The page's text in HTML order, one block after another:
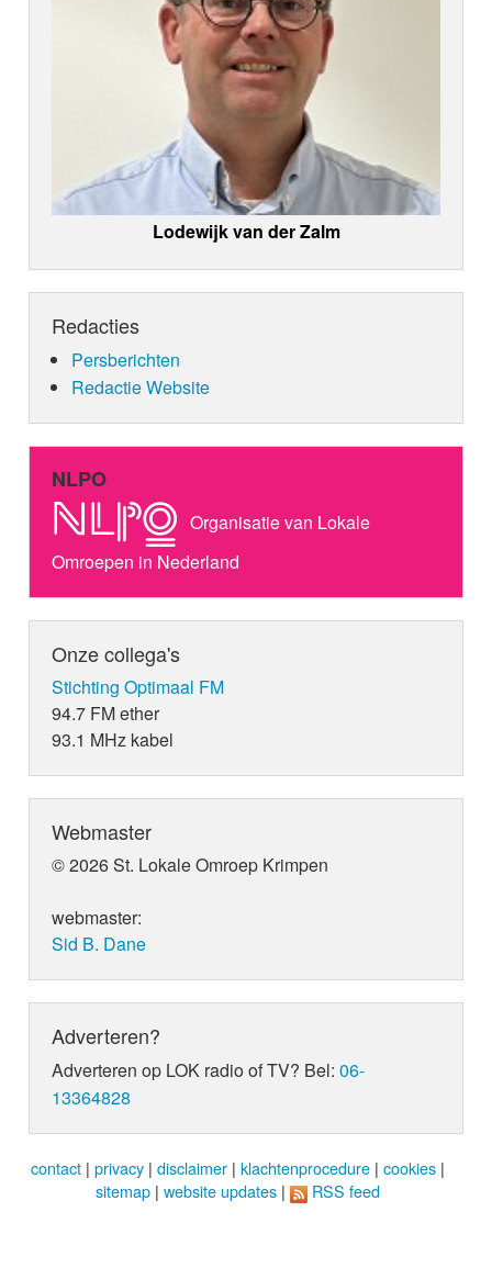
Lodewijk van der Zalm
Redacties
Persberichten
Redactie Website
NLPO
Organisatie van Lokale
Omroepen in Nederland
Onze collega's
Stichting Optimaal FM
94.7 FM ether
93.1 MHz kabel
Webmaster
© 2026 St. Lokale Omroep Krimpen
webmaster:
Sid B. Dane
Adverteren?
Adverteren op LOK radio of TV? Bel:06-
13364828
contact | privacy | disclaimer | klachtenprocedure | cookies |
sitemap | website updates | RSS feed